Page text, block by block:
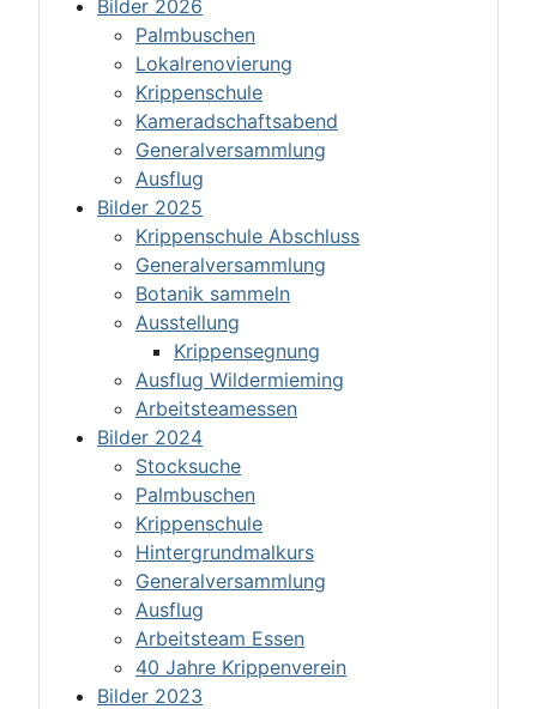
Bilder 2026
Palmbuschen
Lokalrenovierung
Krippenschule
Kameradschaftsabend
Generalversammlung
Ausflug
Bilder 2025
Krippenschule Abschluss
Generalversammlung
Botanik sammeln
Ausstellung
Krippensegnung
Ausflug Wildermieming
Arbeitsteamessen
Bilder 2024
Stocksuche
Palmbuschen
Krippenschule
Hintergrundmalkurs
Generalversammlung
Ausflug
Arbeitsteam Essen
40 Jahre Krippenverein
Bilder 2023